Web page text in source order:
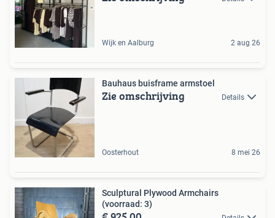
Wijk en Aalburg 2 aug 26
Bauhaus buisframe armstoel
Zie omschrijving Details
Oosterhout 8 mei 26
Sculptural Plywood Armchairs
(voorraad: 3)